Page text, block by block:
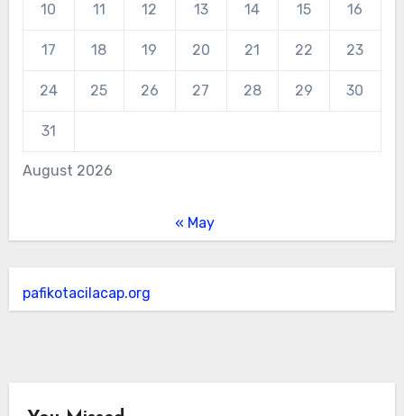
August 2026
10 11 12 13 14 15 16
17 18 19 20 21 22 23
24 25 26 27 28 29 30
31
« May
pafikotacilacap.org